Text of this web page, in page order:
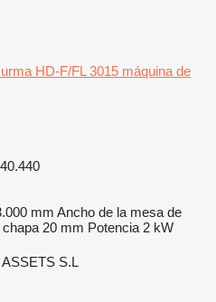
HD-F/FL 3015 máquina de
mm Ancho de la mesa de
20 mm Potencia 2 kW
S.L